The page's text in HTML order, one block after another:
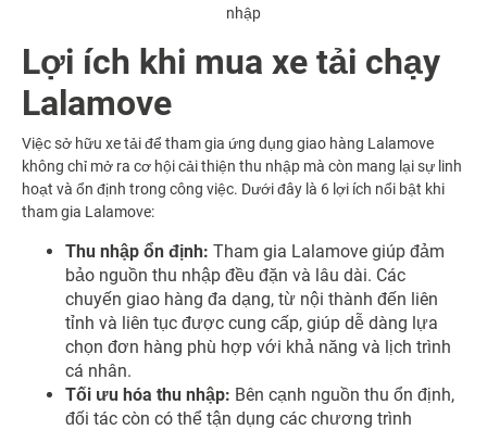
nhập
Lợi ích khi mua xe tải chạy
Lalamove
Việc sở hữu xe tải để tham gia ứng dụng giao hàng Lalamove
không chỉ mở ra cơ hội cải thiện thu nhập mà còn mang lại sự linh
hoạt và ổn định trong công việc. Dưới đây là 6 lợi ích nổi bật khi
tham gia Lalamove:
Thu nhập ổn định: Tham gia Lalamove giúp đảm
bảo nguồn thu nhập đều đặn và lâu dài. Các
chuyến giao hàng đa dạng, từ nội thành đến liên
tỉnh và liên tục được cung cấp, giúp dễ dàng lựa
chọn đơn hàng phù hợp với khả năng và lịch trình
cá nhân.
Tối ưu hóa thu nhập: Bên cạnh nguồn thu ổn định,
đối tác còn có thể tận dụng các chương trình